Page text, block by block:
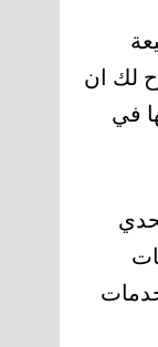
لك ان
في